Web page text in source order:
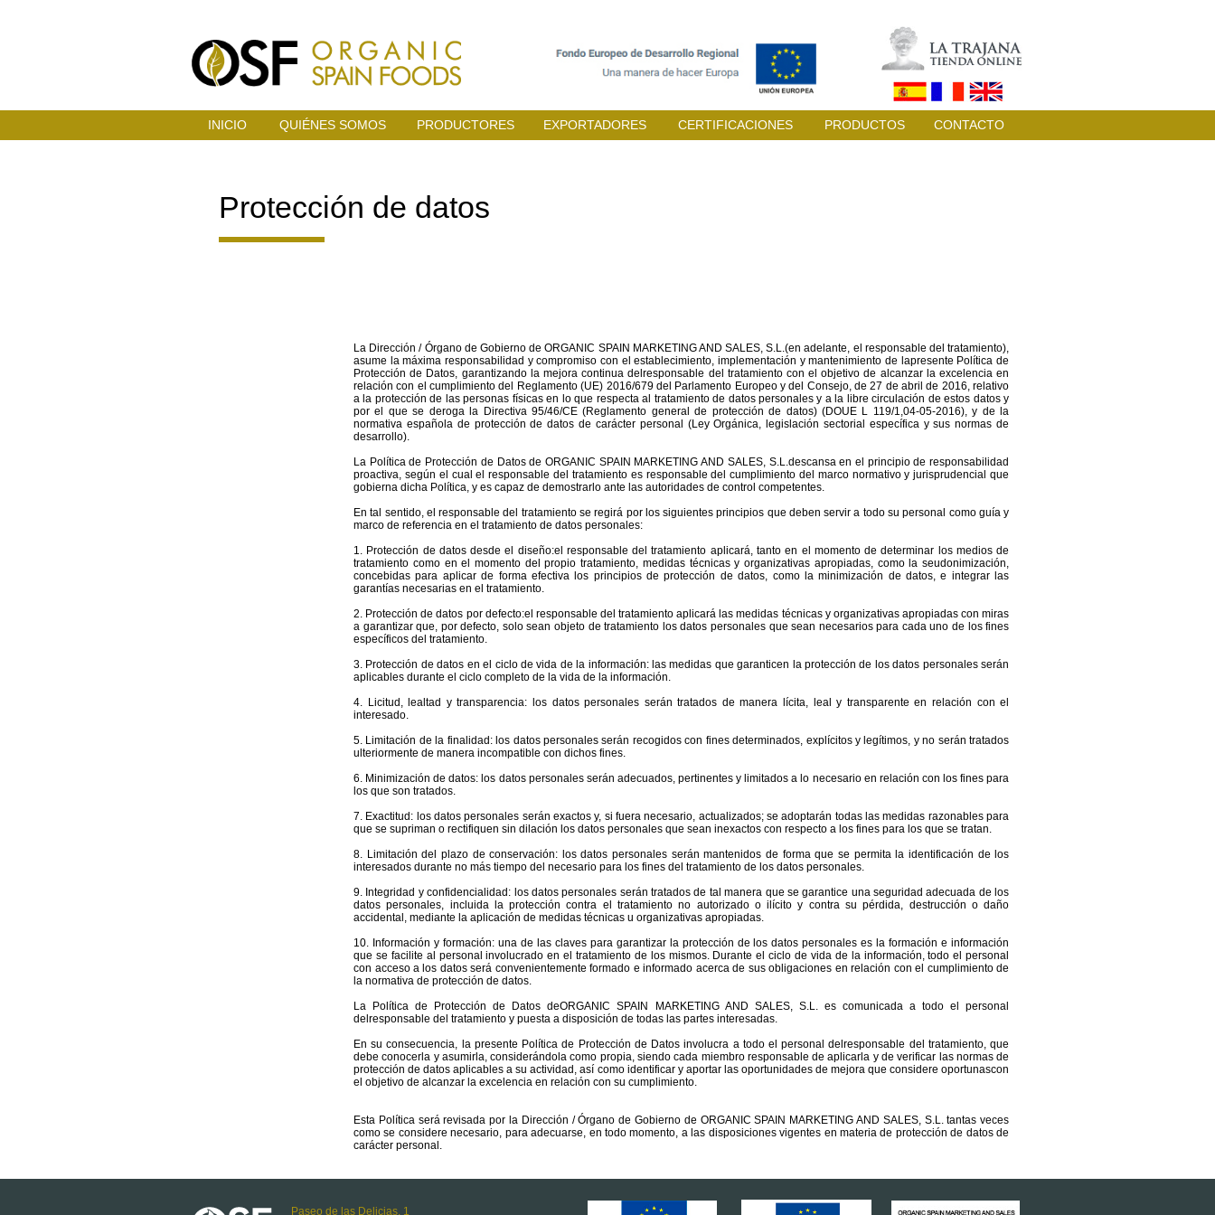
INICIO QUIÉNES SOMOS PRODUCTORES EXPORTADORES CERTIFICACIONES PRODUCTOS CONTACTO
Protección de datos
La Dirección / Órgano de Gobierno de ORGANIC SPAIN MARKETING AND SALES, S.L.(en adelante, el responsable del tratamiento),
asume la máxima responsabilidad y compromiso con el establecimiento, implementación y mantenimiento de lapresente Política de
Protección de Datos, garantizando la mejora continua delresponsable del tratamiento con el objetivo de alcanzar la excelencia en
relación con el cumplimiento del Reglamento (UE) 2016/679 del Parlamento Europeo y del Consejo, de 27 de abril de 2016, relativo
a la protección de las personas físicas en lo que respecta al tratamiento de datos personales y a la libre circulación de estos datos y
por el que se deroga la Directiva 95/46/CE (Reglamento general de protección de datos) (DOUE L 119/1,04-05-2016), y de la
normativa española de protección de datos de carácter personal (Ley Orgánica, legislación sectorial específica y sus normas de
desarrollo).
La Política de Protección de Datos de ORGANIC SPAIN MARKETING AND SALES, S.L.descansa en el principio de responsabilidad
proactiva, según el cual el responsable del tratamiento es responsable del cumplimiento del marco normativo y jurisprudencial que
gobierna dicha Política, y es capaz de demostrarlo ante las autoridades de control competentes.
En tal sentido, el responsable del tratamiento se regirá por los siguientes principios que deben servir a todo su personal como guía y
marco de referencia en el tratamiento de datos personales:
1. Protección de datos desde el diseño:el responsable del tratamiento aplicará, tanto en el momento de determinar los medios de
tratamiento como en el momento del propio tratamiento, medidas técnicas y organizativas apropiadas, como la seudonimización,
concebidas para aplicar de forma efectiva los principios de protección de datos, como la minimización de datos, e integrar las
garantías necesarias en el tratamiento.
2. Protección de datos por defecto:el responsable del tratamiento aplicará las medidas técnicas y organizativas apropiadas con miras
a garantizar que, por defecto, solo sean objeto de tratamiento los datos personales que sean necesarios para cada uno de los fines
específicos del tratamiento.
3. Protección de datos en el ciclo de vida de la información: las medidas que garanticen la protección de los datos personales serán
aplicables durante el ciclo completo de la vida de la información.
4. Licitud, lealtad y transparencia: los datos personales serán tratados de manera lícita, leal y transparente en relación con el
interesado.
5. Limitación de la finalidad: los datos personales serán recogidos con fines determinados, explícitos y legítimos, y no serán tratados
ulteriormente de manera incompatible con dichos fines.
6. Minimización de datos: los datos personales serán adecuados, pertinentes y limitados a lo necesario en relación con los fines para
los que son tratados.
7. Exactitud: los datos personales serán exactos y, si fuera necesario, actualizados; se adoptarán todas las medidas razonables para
que se supriman o rectifiquen sin dilación los datos personales que sean inexactos con respecto a los fines para los que se tratan.
8. Limitación del plazo de conservación: los datos personales serán mantenidos de forma que se permita la identificación de los
interesados durante no más tiempo del necesario para los fines del tratamiento de los datos personales.
9. Integridad y confidencialidad: los datos personales serán tratados de tal manera que se garantice una seguridad adecuada de los
datos personales, incluida la protección contra el tratamiento no autorizado o ilícito y contra su pérdida, destrucción o daño
accidental, mediante la aplicación de medidas técnicas u organizativas apropiadas.
10. Información y formación: una de las claves para garantizar la protección de los datos personales es la formación e información
que se facilite al personal involucrado en el tratamiento de los mismos. Durante el ciclo de vida de la información, todo el personal
con acceso a los datos será convenientemente formado e informado acerca de sus obligaciones en relación con el cumplimiento de
la normativa de protección de datos.
La Política de Protección de Datos deORGANIC SPAIN MARKETING AND SALES, S.L. es comunicada a todo el personal
delresponsable del tratamiento y puesta a disposición de todas las partes interesadas.
En su consecuencia, la presente Política de Protección de Datos involucra a todo el personal delresponsable del tratamiento, que
debe conocerla y asumirla, considerándola como propia, siendo cada miembro responsable de aplicarla y de verificar las normas de
protección de datos aplicables a su actividad, así como identificar y aportar las oportunidades de mejora que considere oportunascon
el objetivo de alcanzar la excelencia en relación con su cumplimiento.
Esta Política será revisada por la Dirección / Órgano de Gobierno de ORGANIC SPAIN MARKETING AND SALES, S.L. tantas veces
como se considere necesario, para adecuarse, en todo momento, a las disposiciones vigentes en materia de protección de datos de
carácter personal.
Paseo de las Delicias, 1